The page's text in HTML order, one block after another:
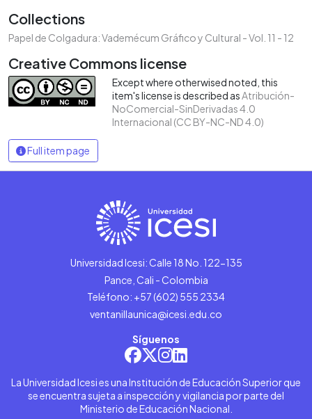
Collections
Papel de Colgadura: Vademécum Gráfico y Cultural - Vol. 11 - 12
Creative Commons license
Except where otherwised noted, this
item's license is described asAtribución-
NoComercial-SinDerivadas 4.0
Internacional (CC BY-NC-ND 4.0)
Full item page
Universidad Icesi: Calle 18 No. 122-135
Pance, Cali - Colombia
Teléfono: +57 (602) 555 2334
ventanillaunica@icesi.edu.co
Síguenos
La Universidad Icesi es una Institución de Educación Superior que
se encuentra sujeta a inspección y vigilancia por parte del
Ministerio de Educación Nacional.